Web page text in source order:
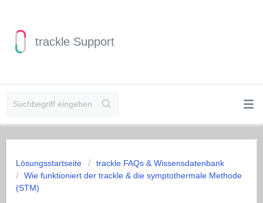
trackle Support
Lösungsstartseite
trackle FAQs & Wissensdatenbank
Wie funktioniert der trackle & die symptothermale Methode
(STM)